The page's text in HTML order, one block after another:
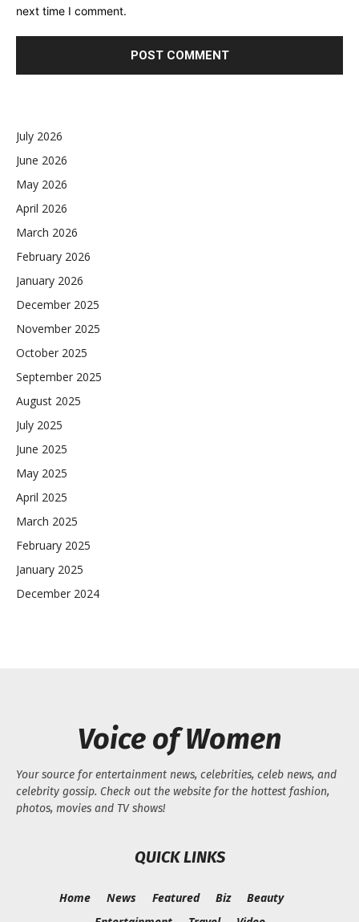
next time I comment.
July 2026
June 2026
May 2026
April 2026
March 2026
February 2026
January 2026
December 2025
November 2025
October 2025
September 2025
August 2025
July 2025
June 2025
May 2025
April 2025
March 2025
February 2025
January 2025
December 2024
Voice of Women
Your source for entertainment news, celebrities, celeb news, and
celebrity gossip. Check out the website for the hottest fashion,
photos, movies and TV shows!
QUICK LINKS
Home News Featured Biz
Beauty